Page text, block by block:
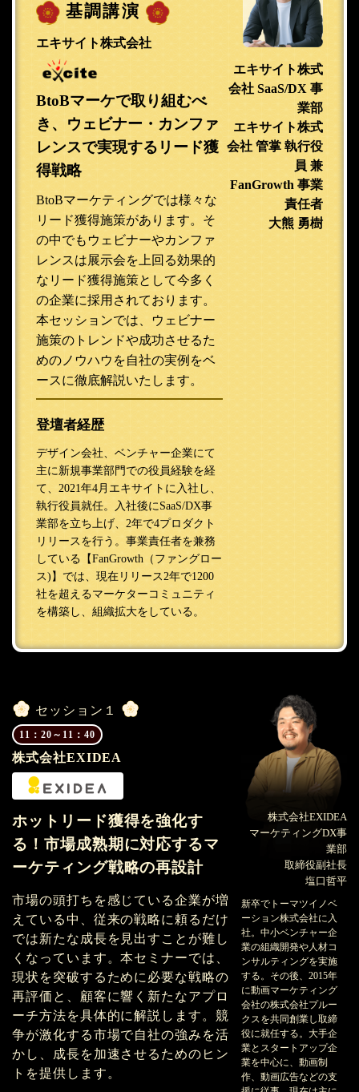
基調講演
エキサイト株式会社
BtoBマーケで取り組むべ
き、ウェビナー・カンファ
レンスで実現するリード獲
得戦略
BtoBマーケティングでは様々な
リード獲得施策があります。そ
の中でもウェビナーやカンファ
レンスは展示会を上回る効果的
なリード獲得施策として今多く
の企業に採用されております。
本セッションでは、ウェビナー
施策のトレンドや成功させるた
めのノウハウを自社の実例をベ
ースに徹底解説いたします。
登壇者経歴
デザイン会社、ベンチャー企業にて
主に新規事業部門での役員経験を経
て、2021年4月エキサイトに入社し、
執行役員就任。入社後にSaaS/DX事
業部を立ち上げ、2年で4プロダクト
リリースを行う。事業責任者を兼務
している【FanGrowth（ファングロー
ス)】では、現在リリース2年で1200
社を超えるマーケターコミュニティ
を構築し、組織拡大をしている。
エキサイト株式
会社 SaaS/DX 事
業部
エキサイト株式
会社 管掌 執行役
員 兼
FanGrowth 事業
責任者
大熊 勇樹
セッション１
11：20～11：40
株式会社EXIDEA
ホットリード獲得を強化す
る！市場成熟期に対応するマ
ーケティング戦略の再設計
市場の頭打ちを感じている企業が増
えている中、従来の戦略に頼るだけ
では新たな成長を見出すことが難し
くなっています。本セミナーでは、
現状を突破するために必要な戦略の
再評価と、顧客に響く新たなアプロ
ーチ方法を具体的に解説します。競
争が激化する市場で自社の強みを活
かし、成長を加速させるためのヒン
トを提供します。
株式会社EXIDEA
マーケティングDX事
業部
取締役副社長
塩口哲平
新卒でトーマツイノベ
ーション株式会社に入
社。中小ベンチャー企
業の組織開発や人材コ
ンサルティングを実施
する。その後、2015年
に動画マーケティング
会社の株式会社プルー
クスを共同創業し取締
役に就任する。大手企
業とスタートアップ企
業を中心に、動画制
作、動画広告などの支